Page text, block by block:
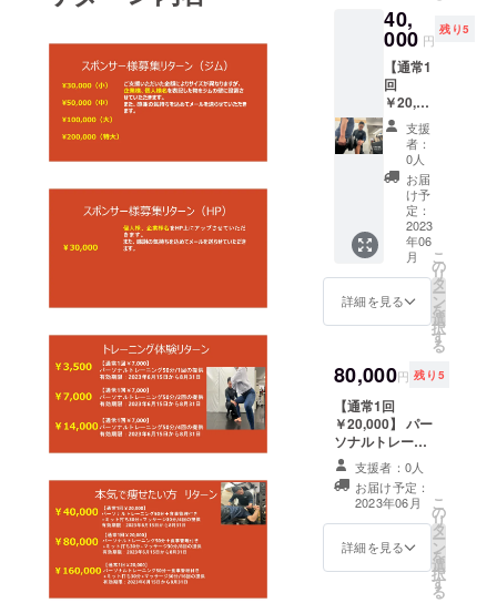
6月15日
から8月
31日
40,
000 円
残り5
【通常1
回
￥20,00
0】
パーソ
ナルト
レーニ
ング50
分＋食
事管理
付き
+ミット
打ち30
分+マッ
サージ
30分/4
供 有効
期限：
2023年
6月15日
から8月
支援
者：
0人
お届
け予
定：
2023
年06
月
詳細を見る
こ
の
リ
タ
ー
ン
を
選
択
す
る
80,000円 残り5
【通常1回
￥20,000】 パー
ソナルトレーニ
ング50分＋食事
管理付き+ミット
打ち30分+マッ
サージ30分/8回
の提供 有効期
限：2023年6月
支援者：0人
お届け予定：
2023年06月
詳細を見る
こ
の
リ
タ
ー
ン
を
選
択
す
る